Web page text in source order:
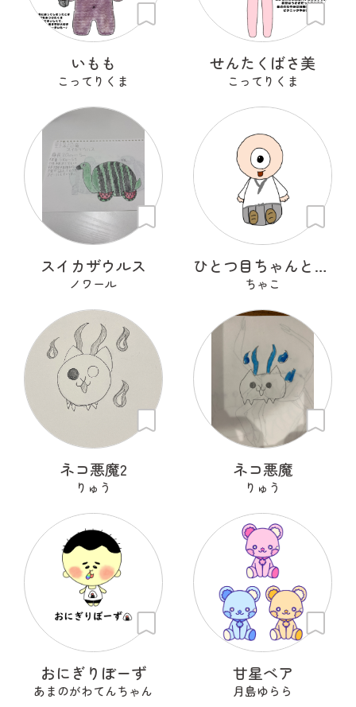
いもも
こってりくま
せんたくばさ美
こってりくま
スイカザウルス
ノワール
ひとつ目ちゃんとからかさくん
ちゃこ
ネコ悪魔2
りゅう
ネコ悪魔
りゅう
おにぎりぼーず
あまのがわてんちゃん
甘星ベア
月島ゆらら